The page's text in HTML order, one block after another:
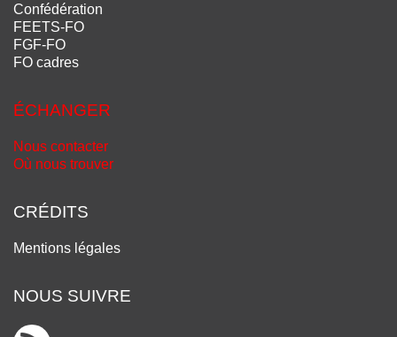
Confédération
FEETS-FO
FGF-FO
FO cadres
ÉCHANGER
Nous contacter
Où nous trouver
CRÉDITS
Mentions légales
NOUS SUIVRE